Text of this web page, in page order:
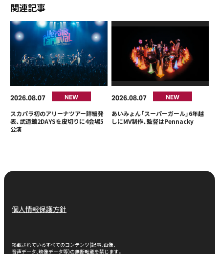
関連記事
2026 08 07 NEW
スカパラ初のアリーナツアー詳細発
表、武道館2DAYSを皮切りに4会場5
公演
2026 08 07 NEW
あいみょん「スーパーガール」6年越
しにMV制作、監督はPennacky
個人情報保護方針
掲載されているすべてのコンテンツ(記事、画像、
音声データ、映像データ等)の無断転載を禁じます。